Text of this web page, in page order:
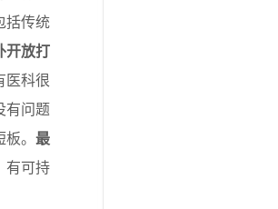
括传统
开放打
医科很
有问题
。 最
有可持